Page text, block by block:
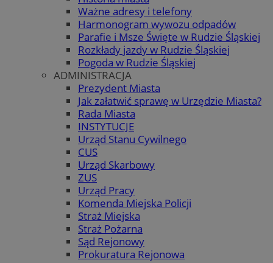
Ważne adresy i telefony
Harmonogram wywozu odpadów
Parafie i Msze Święte w Rudzie Śląskiej
Rozkłady jazdy w Rudzie Śląskiej
Pogoda w Rudzie Śląskiej
ADMINISTRACJA
Prezydent Miasta
Jak załatwić sprawę w Urzędzie Miasta?
Rada Miasta
INSTYTUCJE
Urząd Stanu Cywilnego
CUS
Urząd Skarbowy
ZUS
Urząd Pracy
Komenda Miejska Policji
Straż Miejska
Straż Pożarna
Sąd Rejonowy
Prokuratura Rejonowa